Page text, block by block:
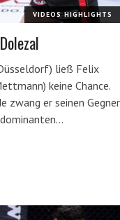
VIDEOS HIGHLIGHTS
ließ Felix
keine Chance.
zwang er seinen Gegner